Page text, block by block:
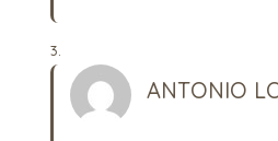
ANTONIO